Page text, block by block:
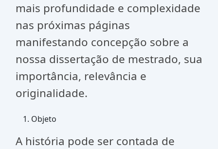
mais profundidade e complexidade
nas próximas páginas
manifestando concepção sobre a
nossa dissertação de mestrado, sua
importância, relevância e
originalidade.
Objeto
A história pode ser contada de